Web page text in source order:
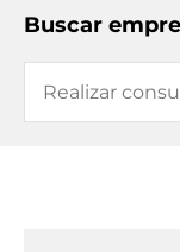
Buscar